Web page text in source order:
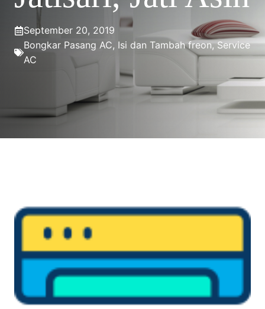
September 20, 2019
Bongkar Pasang AC, Isi dan Tambah freon,Service
AC